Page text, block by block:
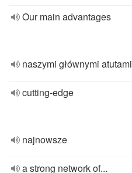
Our main advantages
naszymi głównymi atutami
cutting-edge
najnowsze
a strong network of...